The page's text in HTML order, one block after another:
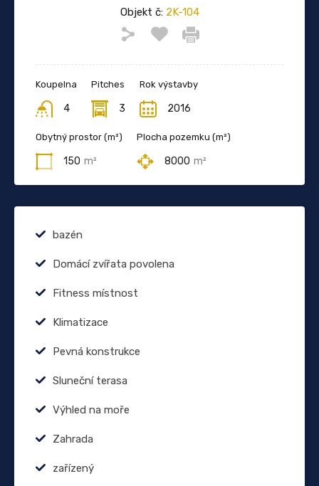
Objekt č:2K-104
Koupelna
4
Pitches
3
Rok výstavby
2016
Obytný prostor (m²)
150 m²
Plocha pozemku (m²)
8000 m²
bazén
Domácí zvířata povolena
Fitness místnost
Klimatizace
Pevná konstrukce
Sluneční terasa
Výhled na moře
Zahrada
zařízený